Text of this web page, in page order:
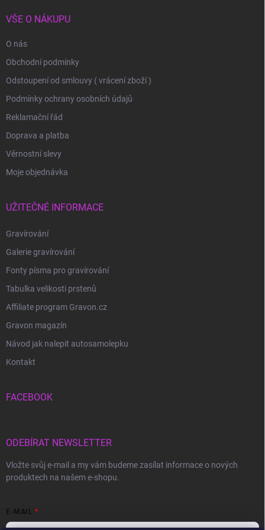
VŠE O NÁKUPU
O nás
Obchodní podmínky
Odstoupení od smlouvy ( vrácení zboží )
Podmínky ochrany osobních údajů
Reklamační řád
Doprava a platba
Věrnostní slevy
Moje objednávka
UŽITEČNÉ INFORMACE
Gravírování
Galerie gravírování
Fonty písma pro gravírování
Tabulka velikosti prstenů
Affiliate program Gravon.cz
Gravon magazín
Návod jak nalepit autosamolepku
Kontakt
FACEBOOK
ODEBÍRAT NEWSLETTER
Vložte svůj e-mail a my vám budeme zasílat informace o nových
produktech na našem e-shopu.
E-MAIL